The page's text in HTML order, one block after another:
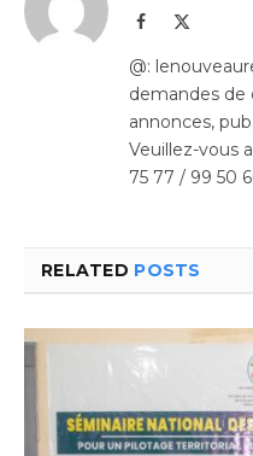
Facebook
@:
demandes de
annonces,
Veuillez-vous
75 77 / 99 50
RELATED POSTS